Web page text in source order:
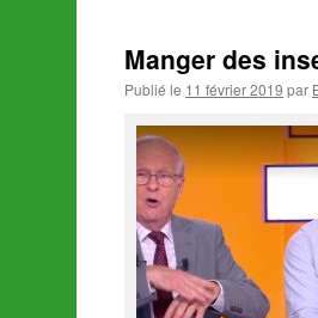
Manger des
Publié le 11 février 2019 par